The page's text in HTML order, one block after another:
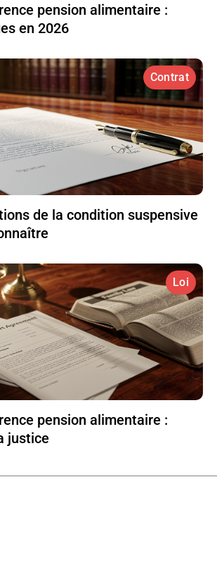
pension alimentaire :
en 2026
Contrat
de la condition suspensive
Loi
pension alimentaire :
justice